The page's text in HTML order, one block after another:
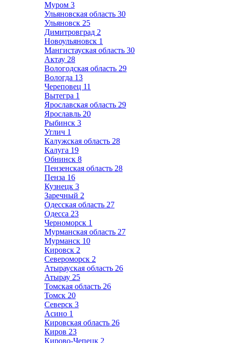
Муром 3
Ульяновская область 30
Ульяновск 25
Димитровград 2
Новоульяновск 1
Мангистауская область 30
Актау 28
Вологодская область 29
Вологда 13
Череповец 11
Вытегра 1
Ярославская область 29
Ярославль 20
Рыбинск 3
Углич 1
Калужская область 28
Калуга 19
Обнинск 8
Пензенская область 28
Пенза 16
Кузнецк 3
Заречный 2
Одесская область 27
Одесса 23
Черноморск 1
Мурманская область 27
Мурманск 10
Кировск 2
Североморск 2
Атырауская область 26
Атырау 25
Томская область 26
Томск 20
Северск 3
Асино 1
Кировская область 26
Киров 23
Кирово-Чепецк 2